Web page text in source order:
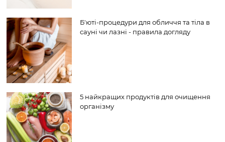
Б'юті-процедури для обличчя та тіла в
сауні чи лазні - правила догляду
5 найкращих продуктів для очищення
організму